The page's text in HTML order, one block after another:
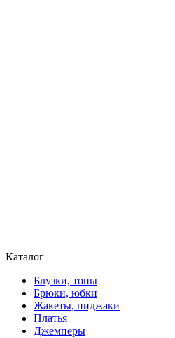
Каталог
Блузки, топы
Брюки, юбки
Жакеты, пиджаки
Платья
Джемперы